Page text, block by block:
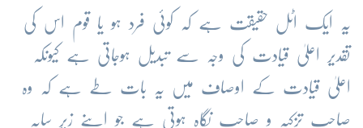
یہ ایک اٹل حقیقت ہے کہ کوئی فرد ہو یا قوم اس کی
تقدیر اعلیٰ قیادت کی وجہ سے تبدیل ہوجاتی ہے کیونکہ
اعلیٰ قیادت کے اوصاف میں یہ بات طے ہے کہ وہ
صاحبِ تزکیہ و صاحبِ نگاہ ہوتی ہے جو اپنے زیرِ سایہ